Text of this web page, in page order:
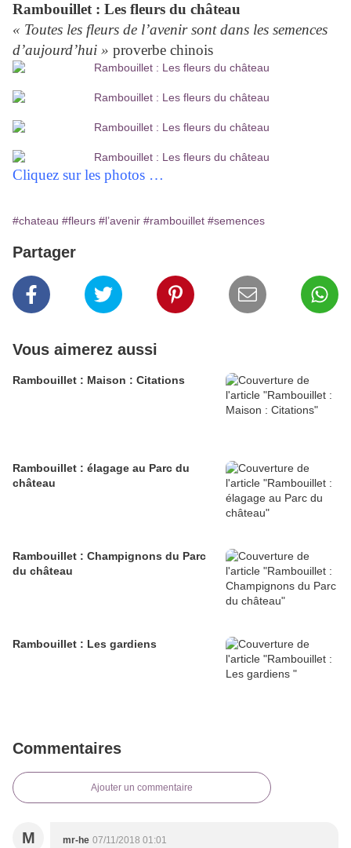
Rambouillet : Les fleurs du château
« Toutes les fleurs de l’avenir sont dans les semences
d’aujourd’hui » proverbe chinois
Cliquez sur les photos …
#chateau #fleurs #l’avenir #rambouillet #semences
Partager
Vous aimerez aussi
Rambouillet : Maison : Citations
Rambouillet : élagage au Parc du
château
Rambouillet : Champignons du Parc
du château
Rambouillet : Les gardiens
Commentaires
Ajouter un commentaire
M mr-he 07/11/2018 01:01